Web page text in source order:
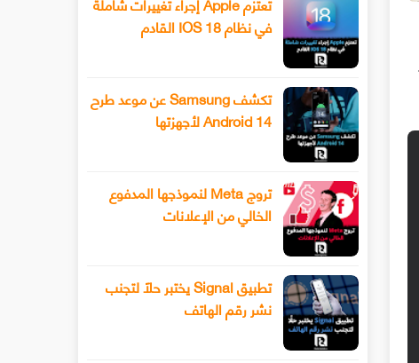
في نظام IOS 18 القادم
تكشف Samsung عن موعد طرح
Android 14 لأجهزتها
تروج Meta لنموذجها المدفوع
الخالي من الإعلانات
تطبيق Signal يختبر حلًا لتجنب
نشر رقم الهاتف